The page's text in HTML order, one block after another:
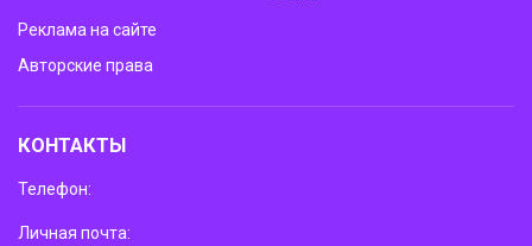
Реклама на сайте
Авторские права
КОНТАКТЫ
Телефон:
Личная почта: